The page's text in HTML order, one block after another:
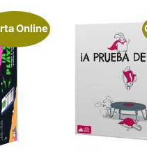
Online